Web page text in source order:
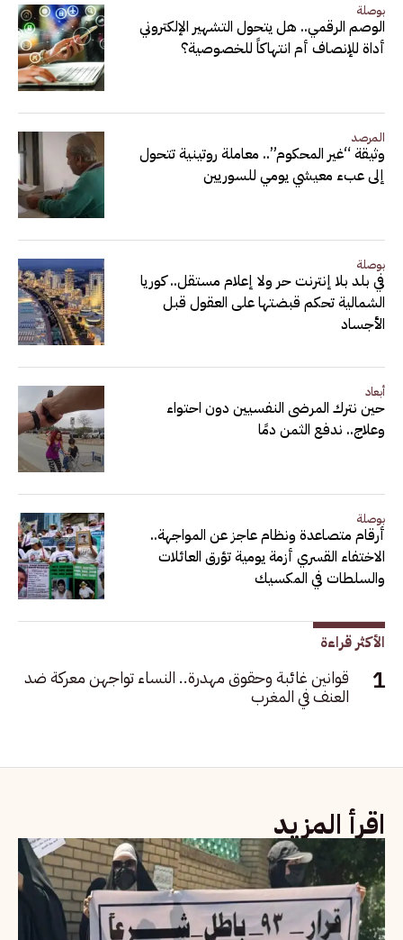
بوصلة
الوصم الرقمي.. هل يتحول التشهير الإلكتروني
أداة للإنصاف أم انتهاكاً للخصوصية؟
المرصد
وثيقة “غير المحكوم”.. معاملة روتينية تتحول
إلى عبء معيشي يومي للسوريين
بوصلة
في بلد بلا إنترنت حر ولا إعلام مستقل.. كوريا
الشمالية تحكم قبضتها على العقول قبل
الأجساد
أبعاد
حين نترك المرضى النفسيين دون احتواء
وعلاج.. ندفع الثمن دمًا
بوصلة
أرقام متصاعدة ونظام عاجز عن المواجهة..
الاختفاء القسري أزمة يومية تؤرق العائلات
والسلطات في المكسيك
الأكثر قراءة
قوانين غائبة وحقوق مهدرة.. النساء تواجهن معركة ضد
العنف في المغرب
اقرأ المزيد